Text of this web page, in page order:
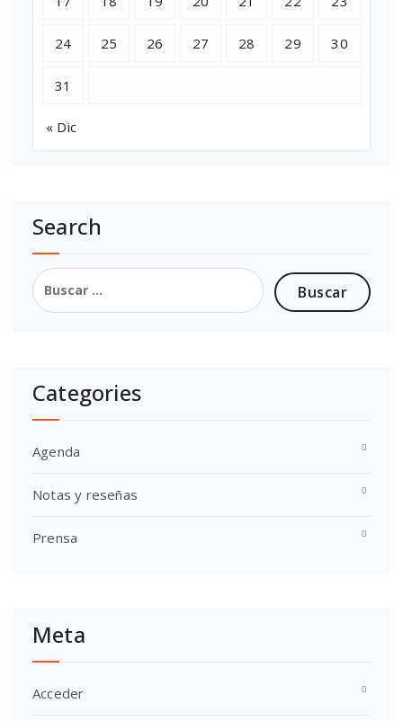
24 25 26 27 28 29 30
31
« Dic
Search
Buscar:
Categories
Agenda
Notas y reseñas
Prensa
Meta
Acceder